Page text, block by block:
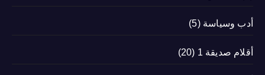
أدب وسياسة (5)
أقلام صديقة 1 (20)